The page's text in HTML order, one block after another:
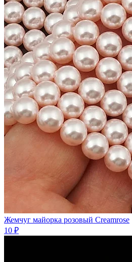
Жемчуг майорка розовый Creamrose
10 ₽